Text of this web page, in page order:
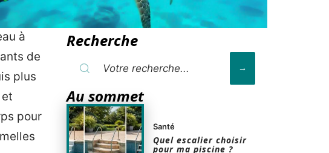
à
de
plus
pour
Recherche
Au sommet
Santé
Quel escalier choisir
pour ma piscine ?